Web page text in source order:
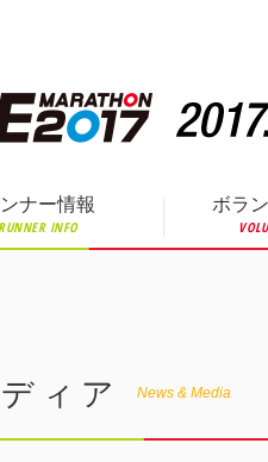
ナー情報
INFO
ボラ
ィア News & Media